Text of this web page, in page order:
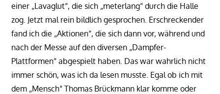
einer „Lavaglut“, die sich „meterlang“ durch die Halle
zog. Jetzt mal rein bildlich gesprochen. Erschreckender
fand ich die „Aktionen“, die sich dann vor, während und
nach der Messe auf den diversen „Dampfer-
Plattformen“ abgespielt haben. Das war wahrlich nicht
immer schön, was ich da lesen musste. Egal ob ich mit
dem „Mensch“ Thomas Brückmann klar komme oder